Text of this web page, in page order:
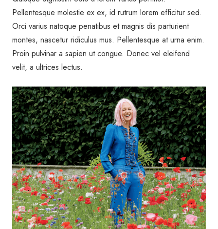
Pellentesque molestie ex ex, id rutrum lorem efficitur sed.
Orci varius natoque penatibus et magnis dis parturient
montes, nascetur ridiculus mus. Pellentesque at urna enim.
Proin pulvinar a sapien ut congue. Donec vel eleifend
velit, a ultrices lectus.